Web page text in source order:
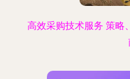
高效采购技术服务 策略